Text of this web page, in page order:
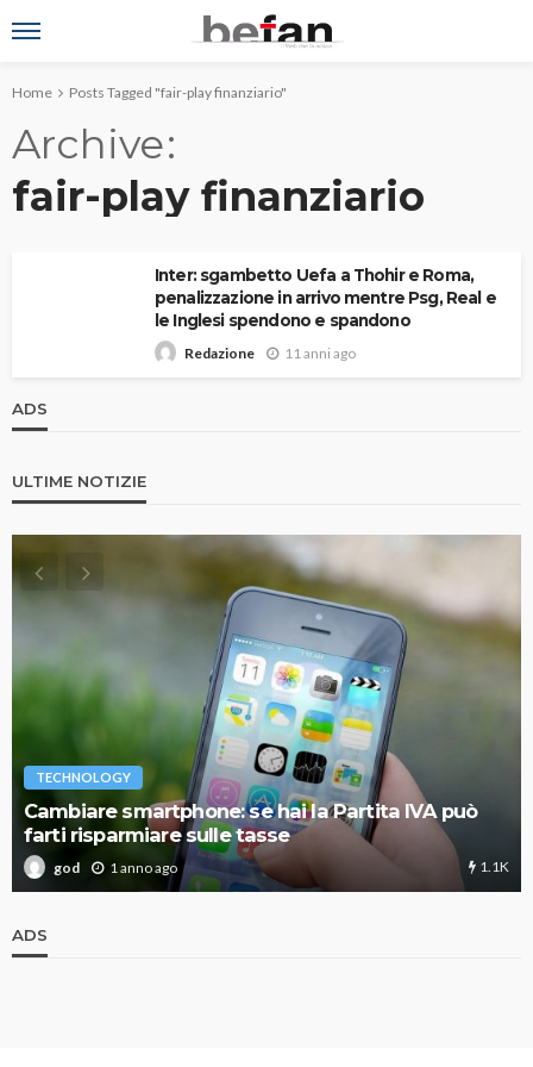
Home Posts Tagged "fair-play finanziario"
Archive
fair-play finanziario
Inter: sgambetto Uefa a Thohir e Roma,
penalizzazione in arrivo mentre Psg, Real e
le Inglesi spendono e spandono
Redazione 11 anni ago
ADS
ULTIME NOTIZIE
TECHNOLOGY
Cambiare smartphone: se hai la Partita IVA può
farti risparmiare sulle tasse
god 1 anno ago 1.1K
ADS